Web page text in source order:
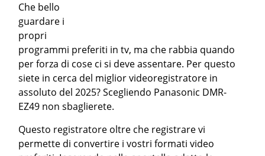
Che bello
guardare i
propri
programmi preferiti in tv, ma che rabbia quando
per forza di cose ci si deve assentare. Per questo
siete in cerca del miglior videoregistratore in
assoluto del 2025? Scegliendo Panasonic DMR-
EZ49 non sbaglierete.
Questo registratore oltre che registrare vi
permette di convertire i vostri formati video